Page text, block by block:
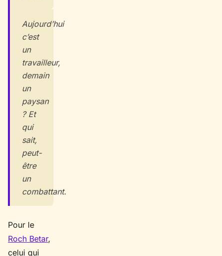
Aujourd’hui
c’est
un
travailleur,
demain
un
paysan
? Et
qui
sait,
peut-
être
un
combattant.
Pour le
Roch Betar,
celui qui